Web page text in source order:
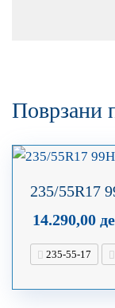
Поврзани
235/55R17
14.290,00
235-55-17